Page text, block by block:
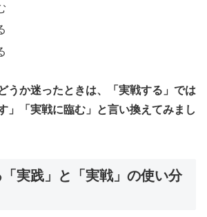
うか迷ったときは、「実戦する」では
」「実戦に臨む」と言い換えてみまし
実践」と「実戦」の使い分